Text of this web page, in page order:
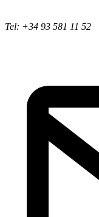
Tel: +34 93 581 11 52